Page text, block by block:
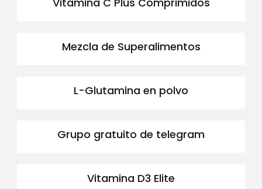
Mezcla de Superalimentos
L-Glutamina en polvo
Grupo gratuito de telegram
Vitamina D3 Elite